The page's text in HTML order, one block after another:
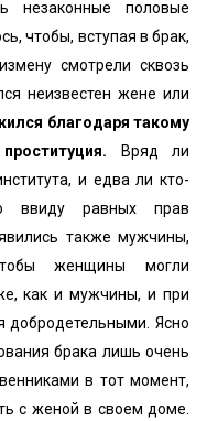
половые
чтобы, вступая в брак,
смотрели сквозь
неизвестен жене или
благодаря такому
Вряд ли
и едва ли кто-
ввиду равных прав
также мужчины,
женщины могли
как и мужчины, и при
добродетельными. Ясно
брака лишь очень
в тот момент,
с женой в своем доме.